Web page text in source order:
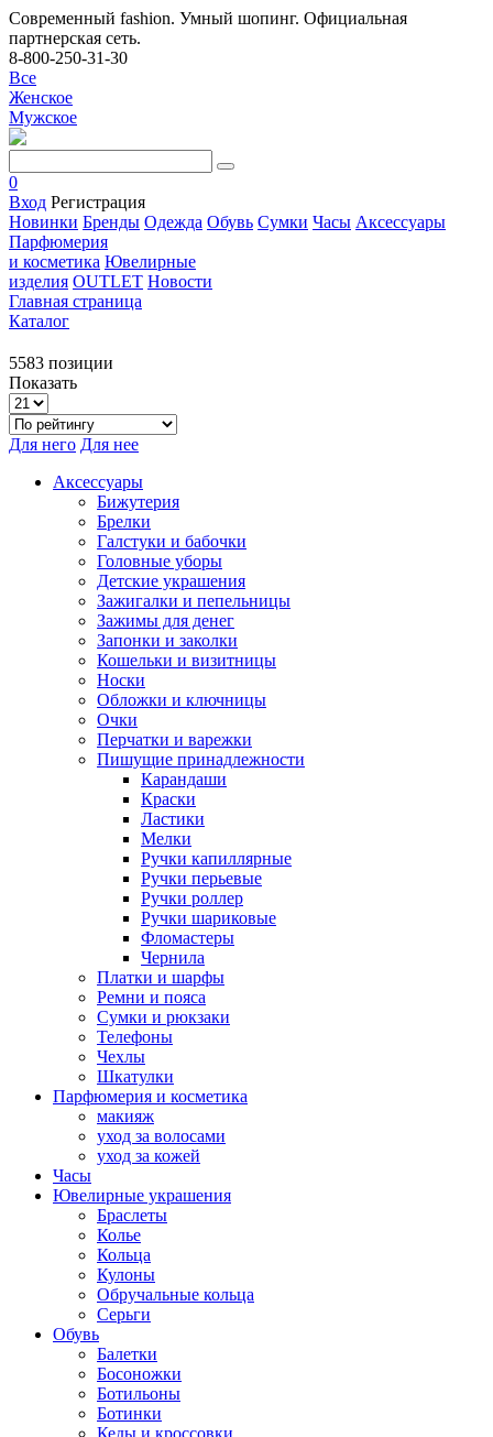
Современный fashion. Умный шопинг. Официальная
партнерская сеть.
8-800-250-31-30
Все
Женское
Мужское
0
Вход Регистрация
Новинки Бренды Одежда Обувь Сумки Часы Аксессуары
Парфюмерия
и косметика Ювелирные
изделия OUTLET Новости
Главная страница
Каталог
5583 позиции
Показать
Для него Для нее
Аксессуары
Бижутерия
Брелки
Галстуки и бабочки
Головные уборы
Детские украшения
Зажигалки и пепельницы
Зажимы для денег
Запонки и заколки
Кошельки и визитницы
Носки
Обложки и ключницы
Очки
Перчатки и варежки
Пишущие принадлежности
Карандаши
Краски
Ластики
Мелки
Ручки капиллярные
Ручки перьевые
Ручки роллер
Ручки шариковые
Фломастеры
Чернила
Платки и шарфы
Ремни и пояса
Сумки и рюкзаки
Телефоны
Чехлы
Шкатулки
Парфюмерия и косметика
макияж
уход за волосами
уход за кожей
Часы
Ювелирные украшения
Браслеты
Колье
Кольца
Кулоны
Обручальные кольца
Серьги
Обувь
Балетки
Босоножки
Ботильоны
Ботинки
Кеды и кроссовки